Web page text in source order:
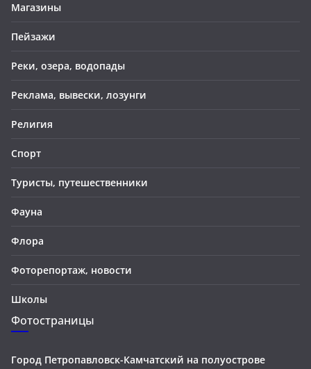
Магазины
Пейзажи
Реки, озера, водопады
Реклама, вывески, лозунги
Религия
Спорт
Туристы, путешественники
Фауна
Флора
Фоторепортаж, новости
Школы
Фотостраницы
Город Петропавловск-Камчатский на полуострове